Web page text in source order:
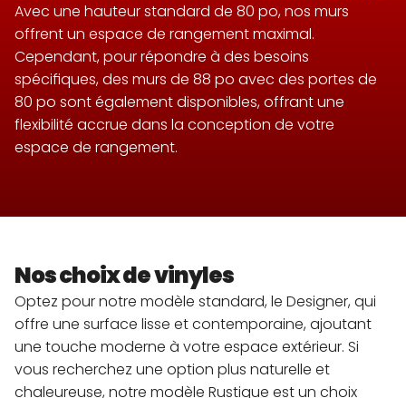
Avec une hauteur standard de 80 po, nos murs
offrent un espace de rangement maximal.
Cependant, pour répondre à des besoins
spécifiques, des murs de 88 po avec des portes de
80 po sont également disponibles, offrant une
flexibilité accrue dans la conception de votre
espace de rangement.
Nos choix de vinyles
Optez pour notre modèle standard, le Designer, qui
offre une surface lisse et contemporaine, ajoutant
une touche moderne à votre espace extérieur. Si
vous recherchez une option plus naturelle et
chaleureuse, notre modèle Rustique est un choix